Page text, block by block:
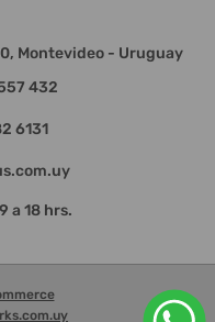
Montevideo - Uruguay
432
6131
a 18 hrs.